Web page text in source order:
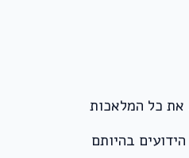
את כל המלאכות
בהיותם